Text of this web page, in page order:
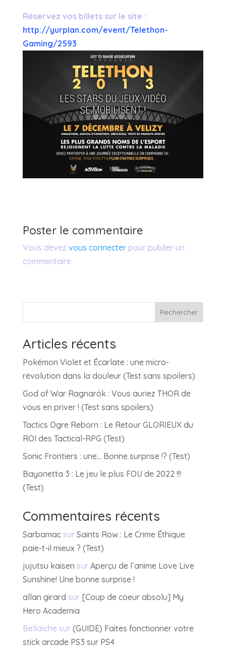
Réservez vos billets sur le site :
http://yurplan.com/event/Telethon-
Gaming/2593
Poster le commentaire
Vous devez vous connecterpour publier un
commentaire.
Rechercher
Articles récents
Pokémon Violet et Écarlate : une micro-
révolution dans la douleur (Test sans spoilers)
God of War Ragnarök : Vous auriez THOR de
vous en priver ! (Test sans spoilers)
Tactics Ogre Reborn : Le Retour GLORIEUX du
ROI des Tactical-RPG (Test)
Sonic Frontiers : une… Bonne surprise !? (Test)
Bayonetta 3 : Le jeu le plus FOU de 2022 !!!
(Test)
Commentaires récents
Sarbamacsur Saints Row : Le Crime Éthique
paie-t-il mieux ? (Test)
jujutsu kaisen sur Aperçu de l’anime Love Live
Sunshine! Une bonne surprise !
allan girard sur [Coup de coeur absolu] My
Hero Academia
Bellaïche sur (GUIDE) Faites fonctionner votre
stick arcade PS3 sur PS4